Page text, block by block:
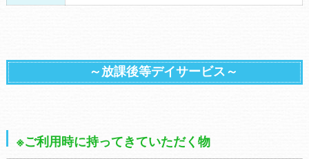
～放課後等デイサービス～
※ご利用時に持ってきていただく物